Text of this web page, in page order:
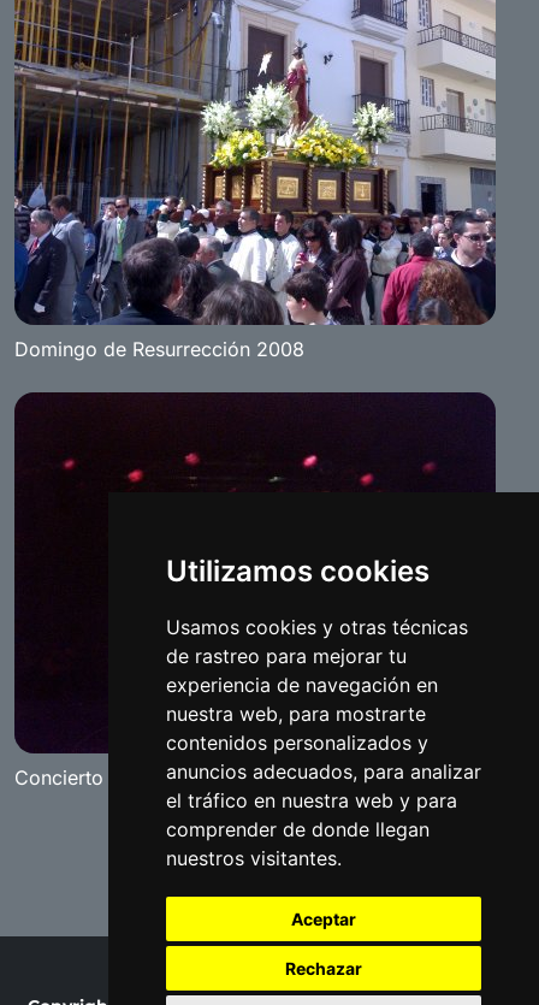
Utilizamos cookies
Usamos cookies y otras técnicas
de rastreo para mejorar tu
experiencia de navegación en
nuestra web, para mostrarte
contenidos personalizados y
anuncios adecuados, para analizar
el tráfico en nuestra web y para
comprender de donde llegan
nuestros visitantes.
Aceptar
Rechazar
Domingo de Resurrección 2008
Concierto Sergio Contreras en Benameji